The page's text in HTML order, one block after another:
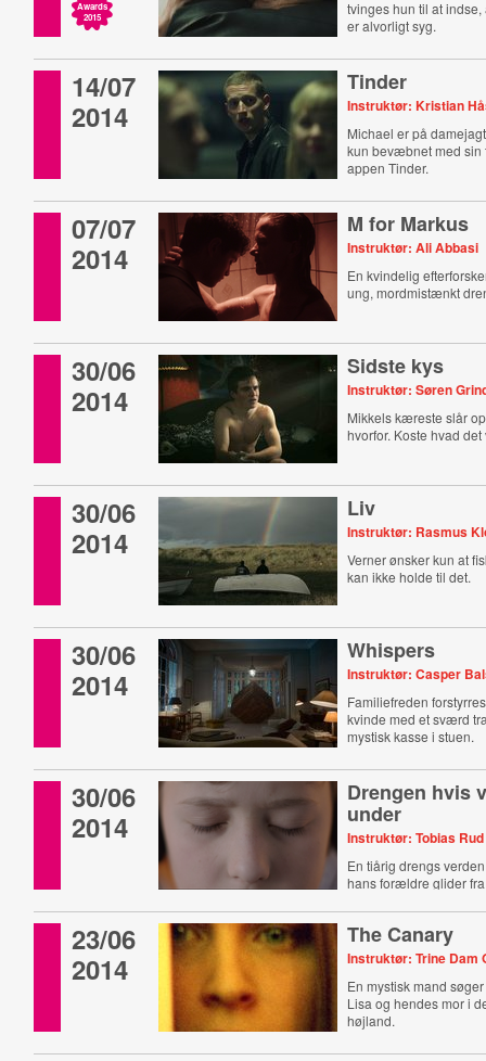
Awards
2015
tvinges hun til at
er alvorligt syg.
14/07
2014
Tinder
Instruktør: Kristian
Michael er på
kun bevæbnet med sin
appen Tinder.
07/07
2014
M for Markus
Instruktør: Ali Abbasi
En kvindelig
ung, mordmistænkt
30/06
2014
Sidste kys
Instruktør: Søren
Mikkels kæreste slår
hvorfor. Koste hvad det
30/06
2014
Liv
Instruktør: Rasmus
Verner ønsker kun at
kan ikke holde til det.
30/06
2014
Whispers
Instruktør: Casper
Familiefreden
kvinde med et sværd
mystisk kasse i stuen.
30/06
2014
Drengen hvis
under
Instruktør: Tobias Rud
En tiårig drengs
hans forældre glider
23/06
2014
The Canary
Instruktør: Trine Dam
En mystisk mand
Lisa og hendes mor i
højland.